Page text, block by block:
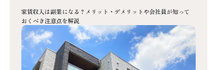
家賃収入は副業になる？メリット・デメリットや会社員が知って
おくべき注意点を解説